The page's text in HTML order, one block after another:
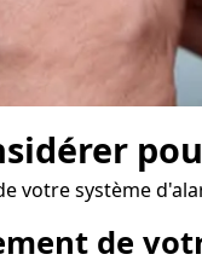
votre système
de